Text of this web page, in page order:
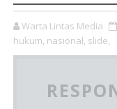
Warta Lintas Media
hukum, nasional, slide,